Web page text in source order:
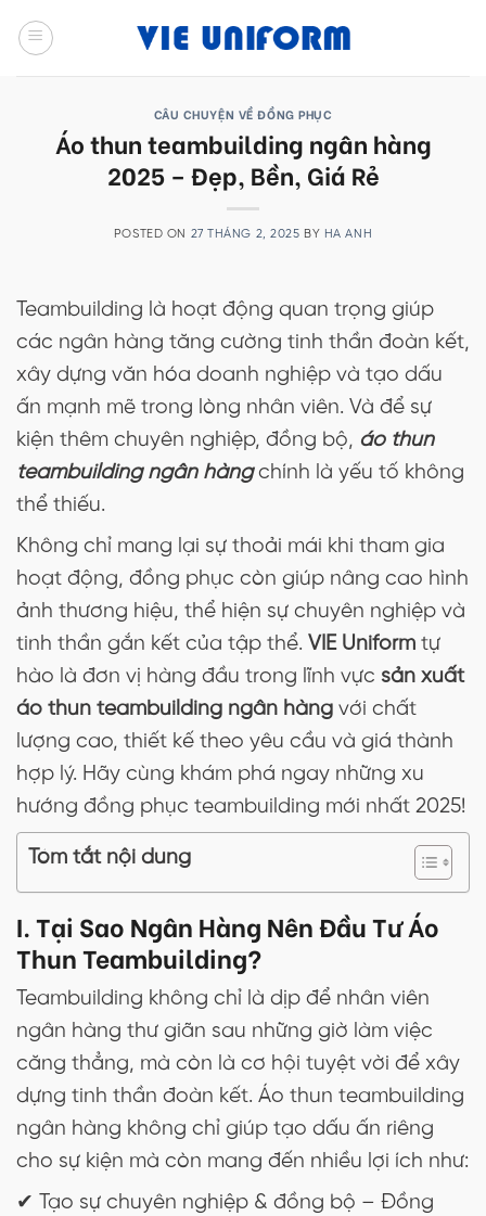
CÂU CHUYỆN VỀ ĐỒNG PHỤC
Áo thun teambuilding ngân hàng
2025 – Đẹp, Bền, Giá Rẻ
POSTED ON 27 THÁNG 2, 2025 BY HA ANH
Teambuilding là hoạt động quan trọng giúp
các ngân hàng tăng cường tinh thần đoàn kết,
xây dựng văn hóa doanh nghiệp và tạo dấu
ấn mạnh mẽ trong lòng nhân viên. Và để sự
kiện thêm chuyên nghiệp, đồng bộ, áo thun
teambuilding ngân hàngchính là yếu tố không
thể thiếu.
Không chỉ mang lại sự thoải mái khi tham gia
hoạt động, đồng phục còn giúp nâng cao hình
ảnh thương hiệu, thể hiện sự chuyên nghiệp và
tinh thần gắn kết của tập thể. VIE Uniform tự
hào là đơn vị hàng đầu trong lĩnh vực sản xuất
áo thun teambuilding ngân hàng với chất
lượng cao, thiết kế theo yêu cầu và giá thành
hợp lý. Hãy cùng khám phá ngay những xu
hướng đồng phục teambuilding mới nhất 2025!
Tóm tắt nội dung
I. Tại Sao Ngân Hàng Nên Đầu Tư Áo
Thun Teambuilding?
Teambuilding không chỉ là dịp để nhân viên
ngân hàng thư giãn sau những giờ làm việc
căng thẳng, mà còn là cơ hội tuyệt vời để xây
dựng tinh thần đoàn kết. Áo thun teambuilding
ngân hàng không chỉ giúp tạo dấu ấn riêng
cho sự kiện mà còn mang đến nhiều lợi ích như:
✔ Tạo sự chuyên nghiệp & đồng bộ – Đồng